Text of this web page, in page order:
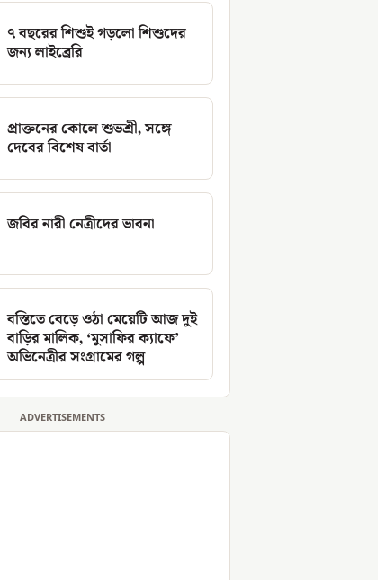
৭ বছরের শিশুই গড়লো শিশুদের
জন্য লাইব্রেরি
প্রাক্তনের কোলে শুভশ্রী, সঙ্গে
দেবের বিশেষ বার্তা
জবির নারী নেত্রীদের ভাবনা
বস্তিতে বেড়ে ওঠা মেয়েটি আজ দুই
বাড়ির মালিক, ‘মুসাফির ক্যাফে’
অভিনেত্রীর সংগ্রামের গল্প
ADVERTISEMENTS